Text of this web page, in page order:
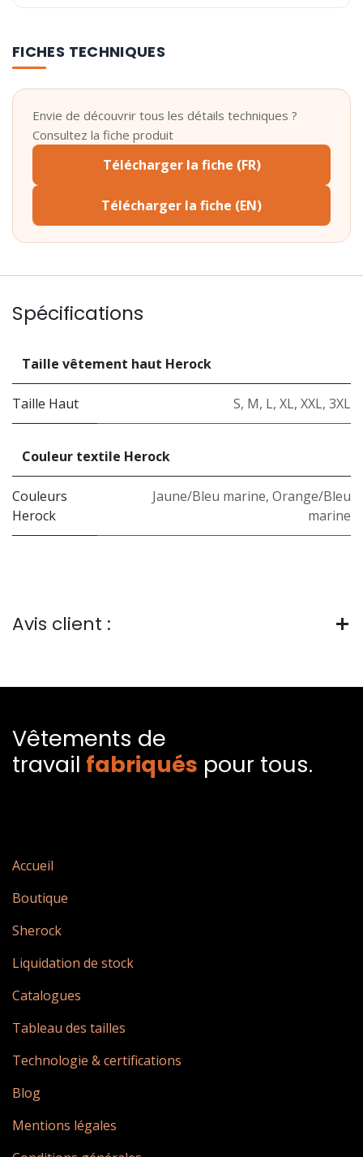
FICHES TECHNIQUES
Envie de découvrir tous les détails techniques ?
Consultez la fiche produit
Télécharger la fiche (FR)
Télécharger la fiche (EN)
Spécifications
Taille vêtement haut Herock
Taille Haut S, M, L, XL, XXL, 3XL
Couleur textile Herock
Couleurs
Herock
Jaune/Bleu marine, Orange/Bleu
marine
Avis client :
Vêtements de
travail fabriqués​ pour tous.
Accueil
Boutique
Sherock
Liquidation de stock
Catalogues
Tableau des tailles
Technologie & certifications
Blog
Mentions légales